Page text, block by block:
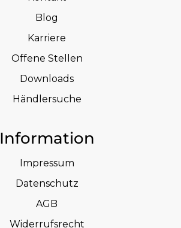
Blog
Karriere
Offene Stellen
Downloads
Händlersuche
Information
Impressum
Datenschutz
AGB
Widerrufsrecht